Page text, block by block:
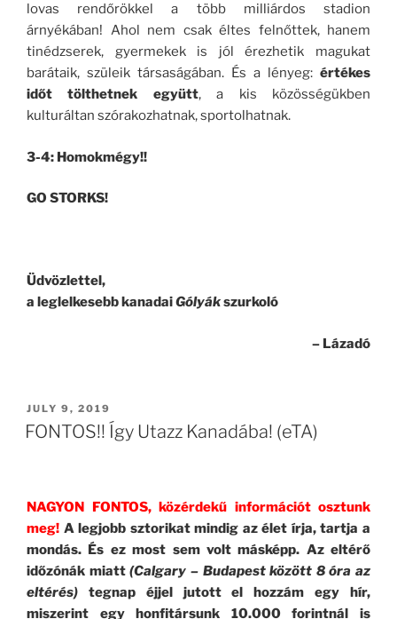
lovas rendőrökkel a több milliárdos stadion
árnyékában! Ahol nem csak éltes felnőttek, hanem
tinédzserek, gyermekek is jól érezhetik magukat
barátaik, szüleik társaságában. És a lényeg: értékes
időt tölthetnek együtt, a kis közösségükben
kulturáltan szórakozhatnak, sportolhatnak.
3-4: Homokmégy!!
GO STORKS!
Üdvözlettel,
a leglelkesebb kanadaiGólyákszurkoló
– Lázadó
POSTED
ON
JULY 9, 2019
FONTOS!! Így Utazz Kanadába! (eTA)
NAGYON FONTOS, közérdekű információt osztunk
meg! A legjobb sztorikat mindig az élet írja, tartja a
mondás. És ez most sem volt másképp. Az eltérő
időzónák miatt(Calgary – Budapest között 8 óra az
eltérés) tegnap éjjel jutott el hozzám egy hír,
miszerint egy honfitársunk 10.000 forintnál is